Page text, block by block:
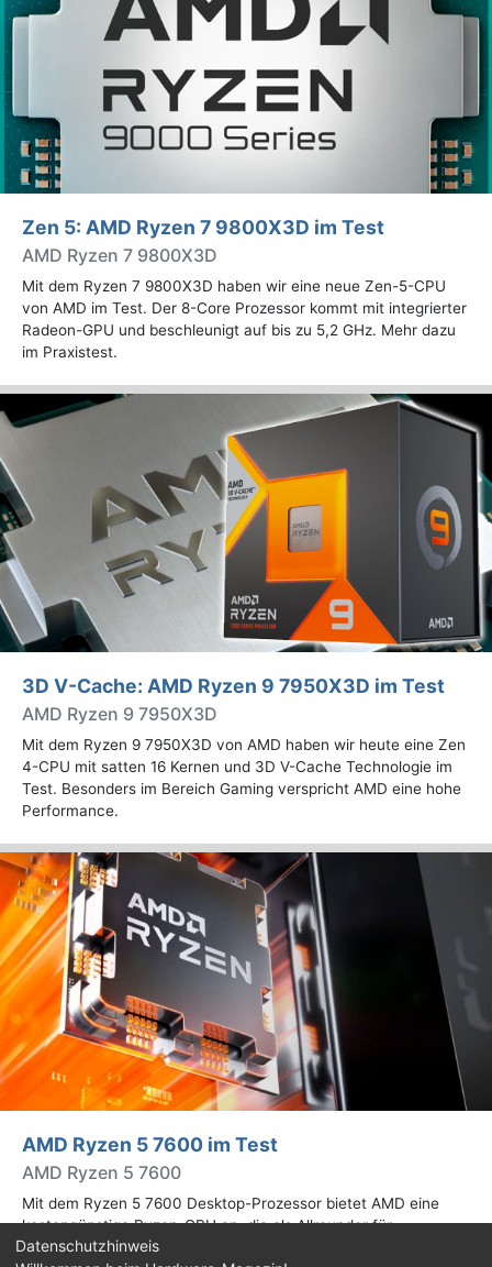
Zen 5: AMD Ryzen 7 9800X3D im Test
AMD Ryzen 7 9800X3D
Mit dem Ryzen 7 9800X3D haben wir eine neue Zen-5-CPU
von AMD im Test. Der 8-Core Prozessor kommt mit integrierter
Radeon-GPU und beschleunigt auf bis zu 5,2 GHz. Mehr dazu
im Praxistest.
3D V-Cache: AMD Ryzen 9 7950X3D im Test
AMD Ryzen 9 7950X3D
Mit dem Ryzen 9 7950X3D von AMD haben wir heute eine Zen
4-CPU mit satten 16 Kernen und 3D V-Cache Technologie im
Test. Besonders im Bereich Gaming verspricht AMD eine hohe
Performance.
AMD Ryzen 5 7600 im Test
AMD Ryzen 5 7600
Mit dem Ryzen 5 7600 Desktop-Prozessor bietet AMD eine
kostengünstige Ryzen-CPU an, die als Allrounder für
verschiedene Workloads im heimischen PC dienen soll. Wir
Datenschutzhinweis